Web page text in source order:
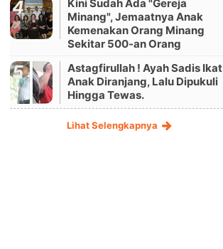
Kini Sudah Ada "Gereja
Minang", Jemaatnya Anak
Kemenakan Orang Minang
Sekitar 500-an Orang
Astagfirullah ! Ayah Sadis Ikat
Anak Diranjang, Lalu Dipukuli
Hingga Tewas.
Lihat Selengkapnya